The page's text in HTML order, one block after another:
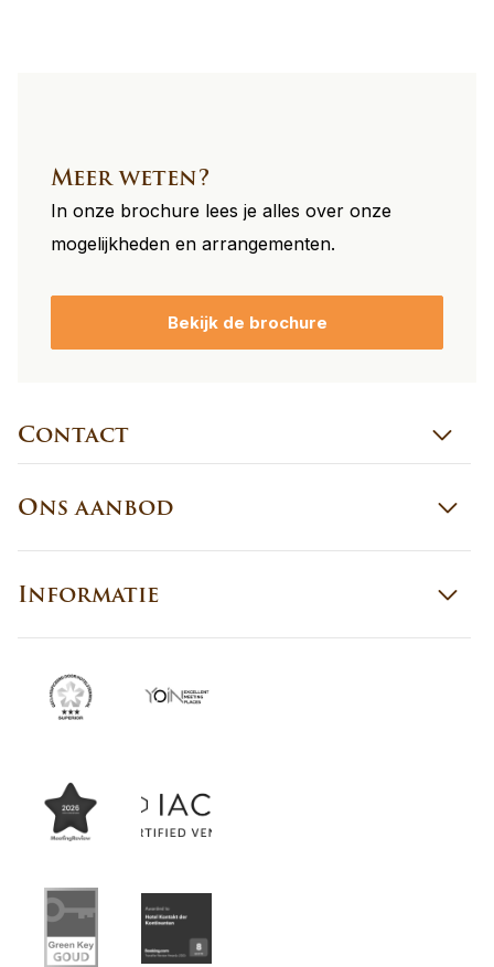
Contact
Ons aanbod
Informatie
Meer weten?
In onze brochure lees je alles over onze
mogelijkheden en arrangementen.
Bekijk de brochure